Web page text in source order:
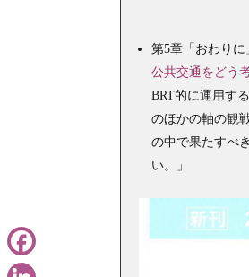
第5章「おわり
公共交通をどう
BRT的に運用す
のほかの軸の観
の中で果たすべ
い。」
Facebook